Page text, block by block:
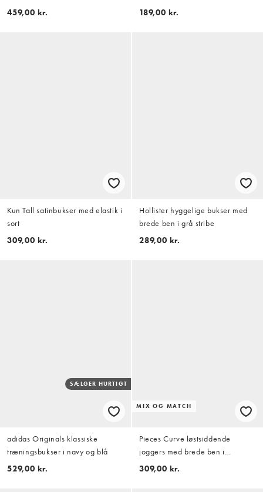
creme og brun stribe
459,00 kr.
189,00 kr.
Kun Tall satinbukser med elastik i
sort
309,00 kr.
Hollister hyggelige bukser med
brede ben i grå stribe
289,00 kr.
SÆLGER HURTIGT
adidas Originals klassiske
træningsbukser i navy og blå
529,00 kr.
MIX OG MATCH
Pieces Curve løstsiddende
joggers med brede ben i
kaffebrun som del af sæt
309,00 kr.